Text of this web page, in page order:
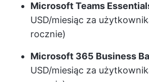
Microsoft Teams
USD/miesiąc za
rocznie)
Microsoft 365 Business
USD/miesiąc za